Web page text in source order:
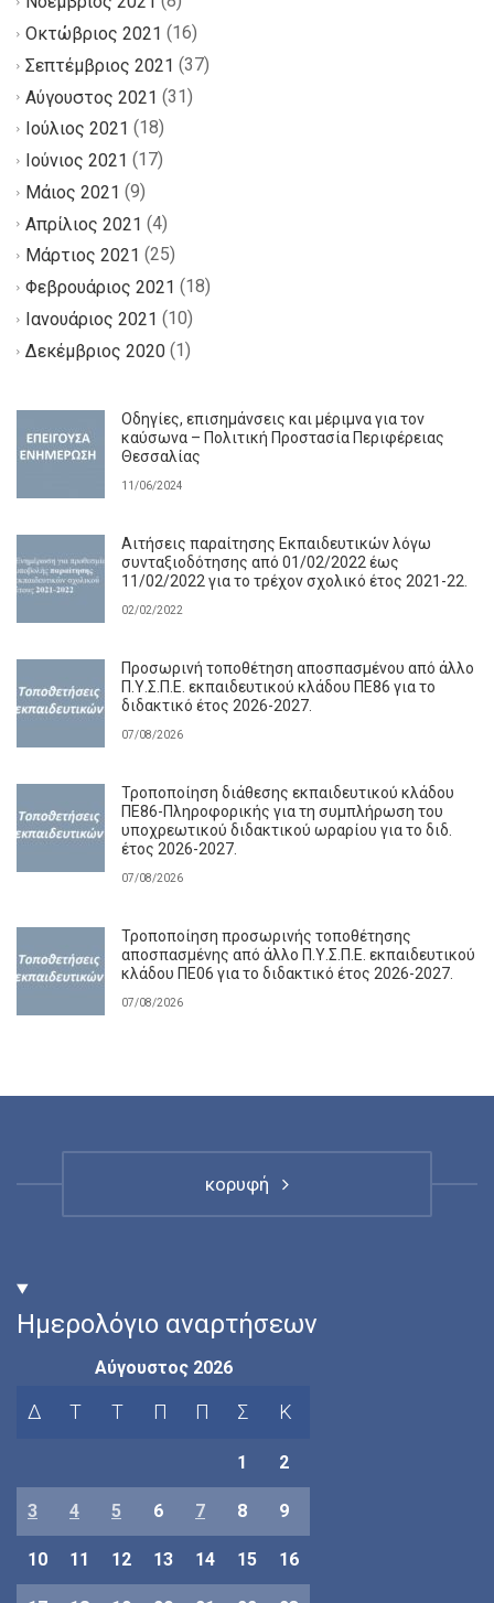
Οκτώβριος 2021 (16)
Σεπτέμβριος 2021 (37)
Αύγουστος 2021 (31)
Ιούλιος 2021 (18)
Ιούνιος 2021 (17)
Μάιος 2021 (9)
Απρίλιος 2021 (4)
Μάρτιος 2021 (25)
Φεβρουάριος 2021 (18)
Ιανουάριος 2021 (10)
Δεκέμβριος 2020 (1)
Οδηγίες, επισημάνσεις και μέριμνα για τον
καύσωνα – Πολιτική Προστασία Περιφέρειας
Θεσσαλίας
11/06/2024
Αιτήσεις παραίτησης Εκπαιδευτικών λόγω
συνταξιοδότησης από 01/02/2022 έως
11/02/2022 για το τρέχον σχολικό έτος 2021-22.
02/02/2022
Προσωρινή τοποθέτηση αποσπασμένου από άλλο
Π.Υ.Σ.Π.Ε. εκπαιδευτικού κλάδου ΠΕ86 για το
διδακτικό έτος 2026-2027.
07/08/2026
Τροποποίηση διάθεσης εκπαιδευτικού κλάδου
ΠΕ86-Πληροφορικής για τη συμπλήρωση του
υποχρεωτικού διδακτικού ωραρίου για το διδ.
έτος 2026-2027.
07/08/2026
Τροποποίηση προσωρινής τοποθέτησης
αποσπασμένης από άλλο Π.Υ.Σ.Π.Ε. εκπαιδευτικού
κλάδου ΠΕ06 για το διδακτικό έτος 2026-2027.
07/08/2026
κορυφή
Ημερολόγιο αναρτήσεων
Αύγουστος 2026
Δ Τ Τ Π Π Σ Κ
1 2
3 4 5 6 7 8 9
10 11 12 13 14 15 16